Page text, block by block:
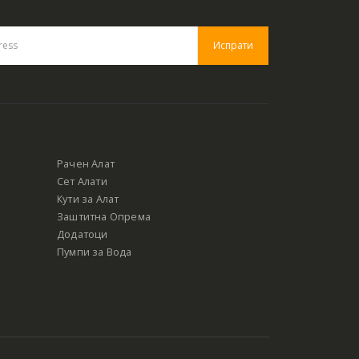
Рачен Алат
Сет Алати
Кути за Алат
Заштитна Опрема
Додатоци
Пумпи за Вода